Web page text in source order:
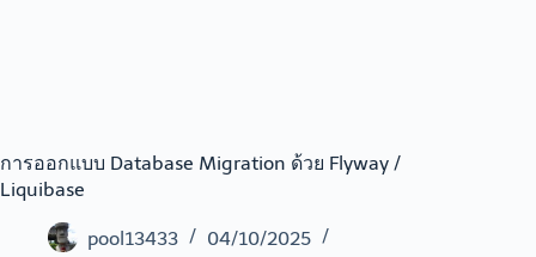
การออกแบบ Database Migration ด้วย Flyway /
Liquibase
pool13433
04/10/2025